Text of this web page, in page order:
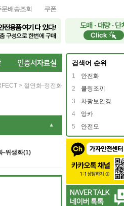
검색어 순위
1
안전화
2
쿨링조끼
3
차광보안경
4
앙카
5
안전모
문배송조회 쿠폰
> 절연화-정전화
▼
-위생화(1)